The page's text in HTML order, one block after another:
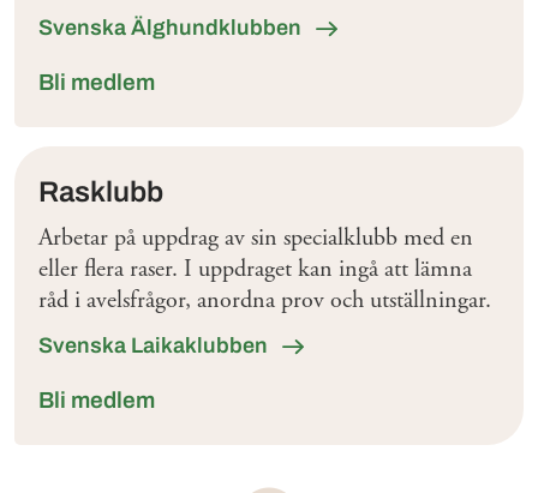
Svenska Älghundklubben
Bli medlem
Rasklubb
Arbetar på uppdrag av sin specialklubb med en
eller flera raser. I uppdraget kan ingå att lämna
råd i avelsfrågor, anordna prov och utställningar.
Svenska Laikaklubben
Bli medlem